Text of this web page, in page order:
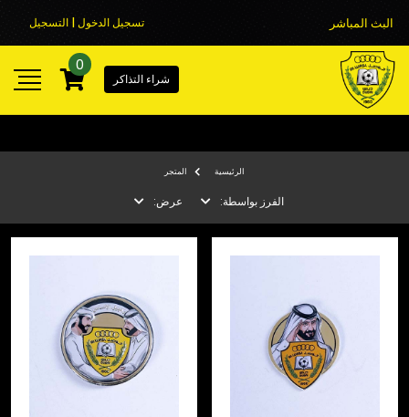
البث المباشر تسجيل الدخول | التسجيل
شراء التذاكر
0
الرئيسية المتجر
الفرز بواسطة: عرض: